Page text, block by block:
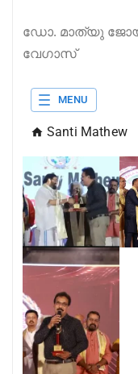
ഡോ. മാത്യു
വേഗാസ്